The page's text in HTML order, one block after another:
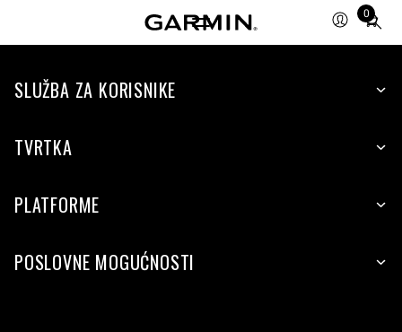
0
Total
items
cart:
SLUŽBA ZA KORISNIKE
TVRTKA
PLATFORME
POSLOVNE MOGUĆNOSTI